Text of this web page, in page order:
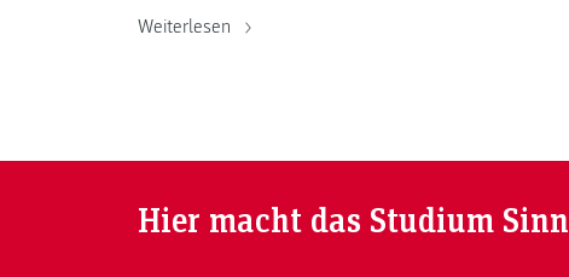
Weiterlesen
Hier macht das Studium Sinn